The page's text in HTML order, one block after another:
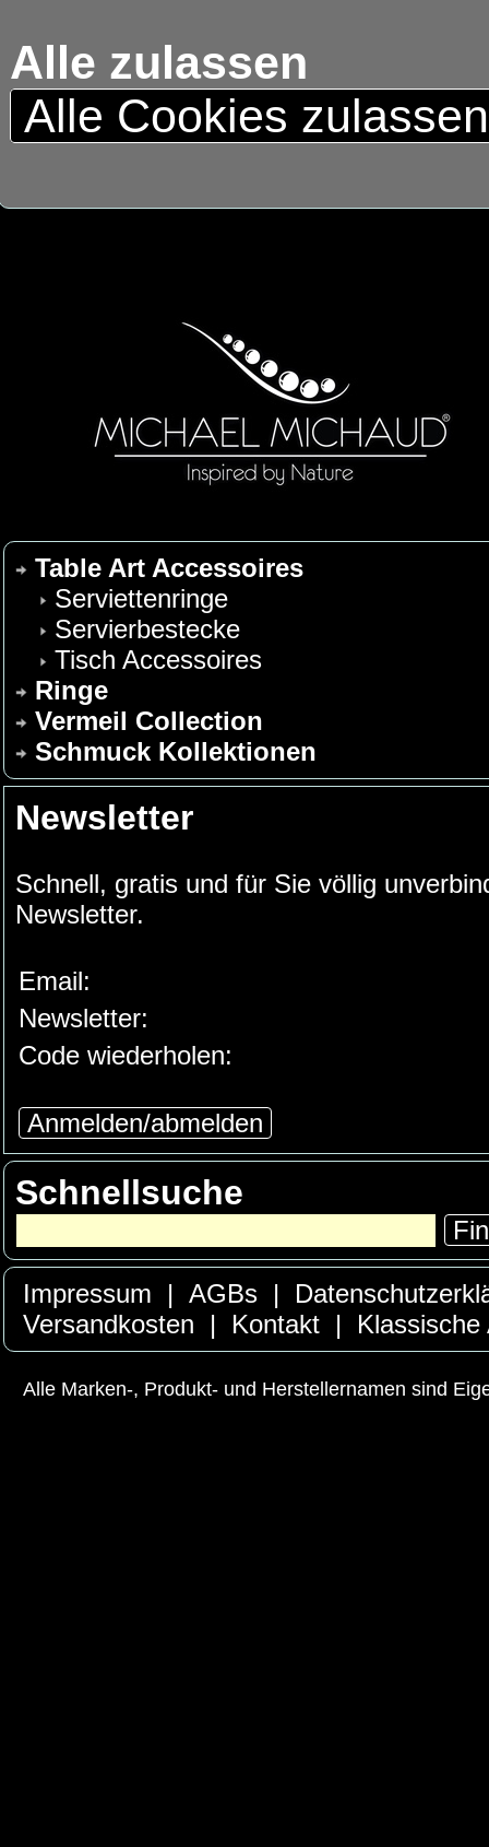
Alle zulassen
Alle Cookies
Table Art Accessoires
Serviettenringe
Servierbestecke
Tisch Accessoires
Ringe
Vermeil Collection
Schmuck Kollektionen
Newsletter
Schnell, gratis und für Sie völlig
Newsletter.
Email:
Newsletter:
Code wiederholen:
Anmelden/abmelden
Schnellsuche
Impressum | AGBs |
Versandkosten
| Kontakt |
Alle Marken-, Produkt- und Herstellernamen sind